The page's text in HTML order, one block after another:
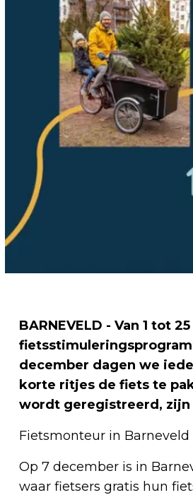
BARNEVELD - Van 1 tot
december dagen we
korte ritjes de fiets te
wordt geregistreerd,
Fietsmonteur in Barneveld
Op 7 december is in
waar fietsers gratis hun